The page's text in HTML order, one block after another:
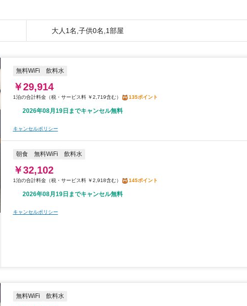
大人1名,子供0名,1部屋
無料WiFi 飲料水
￥29,914
税・サービス料 ￥2,719含む 135ポイント
2026年08月19日までキャンセル無料
キャンセルポリシー
朝食 無料WiFi 飲料水
￥32,102
税・サービス料 ￥2,918含む 145ポイント
2026年08月19日までキャンセル無料
キャンセルポリシー
無料WiFi 飲料水